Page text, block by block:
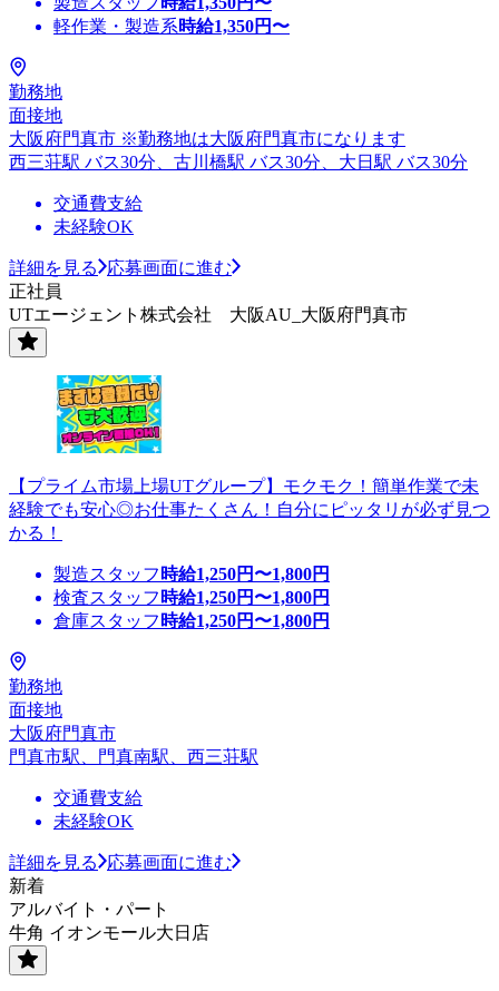
軽作業・製造系時給1,350円〜
勤務地
面接地
大阪府門真市 ※勤務地は大阪府門真市になります
西三荘駅 バス30分、古川橋駅 バス30分、大日駅 バス30分
交通費支給
未経験OK
詳細を見る
応募画面に進む
正社員
UTエージェント株式会社 大阪AU_大阪府門真市
【プライム市場上場UTグループ】モクモク！簡単作業で未
経験でも安心◎お仕事たくさん！自分にピッタリが必ず見つ
かる！
製造スタッフ 時給1,250円〜1,800円
検査スタッフ 時給1,250円〜1,800円
倉庫スタッフ 時給1,250円〜1,800円
勤務地
面接地
大阪府門真市
門真市駅、門真南駅、西三荘駅
交通費支給
未経験OK
詳細を見る
応募画面に進む
新着
アルバイト・パート
牛角 イオンモール大日店